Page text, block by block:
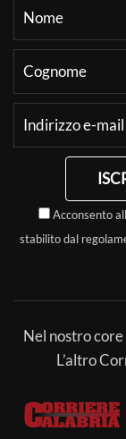
Acconsento
stabilito dal
Nel nostro
L’altro